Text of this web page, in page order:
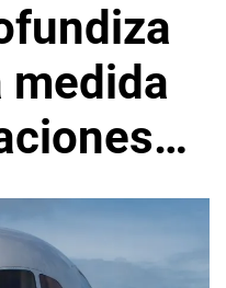
medida